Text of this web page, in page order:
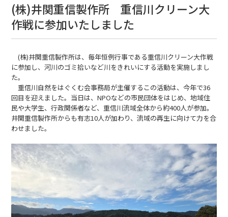
(株)井関重信製作所 重信川クリーン大
作戦に参加いたしました
(株)井関重信製作所は、毎年恒例行事である重信川クリーン大作戦
に参加し、河川のゴミ拾いなど川をきれいにする活動を実施しまし
た。
重信川自然をはぐくむ会事務局が主催するこの活動は、今年で36
回目を迎えました。当日は、NPOなどの市民団体をはじめ、地域住
民や大学生、行政関係者など、重信川流域全体から約400人が参加。
井関重信製作所からも有志10人が加わり、流域の再生に向けて力を合
わせました。